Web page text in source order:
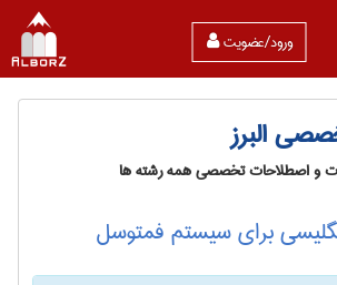
ورود/عضویت
البرز
و اصطلاحات تخصصی همه رشته ها
برای سیستم فمتوسل